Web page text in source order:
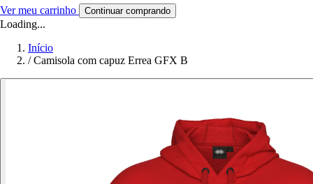
Ver meu carrinho Continuar comprando
Loading...
Início
/ Camisola com capuz Errea GFX B